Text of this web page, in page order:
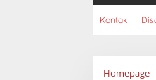
Kontak
Homepage